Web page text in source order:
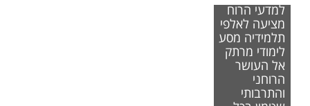
למדעי הרוח
מציעה לאלפי
תלמידיה מסע
לימודי מרתק
אל העושר
הרוחני
והתרבותי